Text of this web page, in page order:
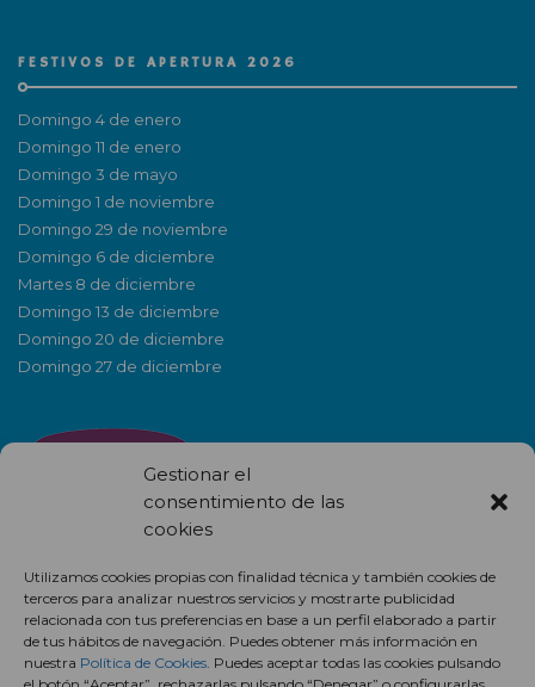
Gestionar el
consentimiento de las
cookies
Utilizamos cookies propias con finalidad técnica y también cookies de
terceros para analizar nuestros servicios y mostrarte publicidad
relacionada con tus preferencias en base a un perfil elaborado a partir
de tus hábitos de navegación. Puedes obtener más información en
nuestra Política de Cookies. Puedes aceptar todas las cookies pulsando
FESTIVOS DE APERTURA 2026
Domingo 4 de enero
Domingo 11 de enero
Domingo 3 de mayo
Domingo 1 de noviembre
Domingo 29 de noviembre
Domingo 6 de diciembre
Martes 8 de diciembre
Domingo 13 de diciembre
Domingo 20 de diciembre
Domingo 27 de diciembre
NEWSLETTER